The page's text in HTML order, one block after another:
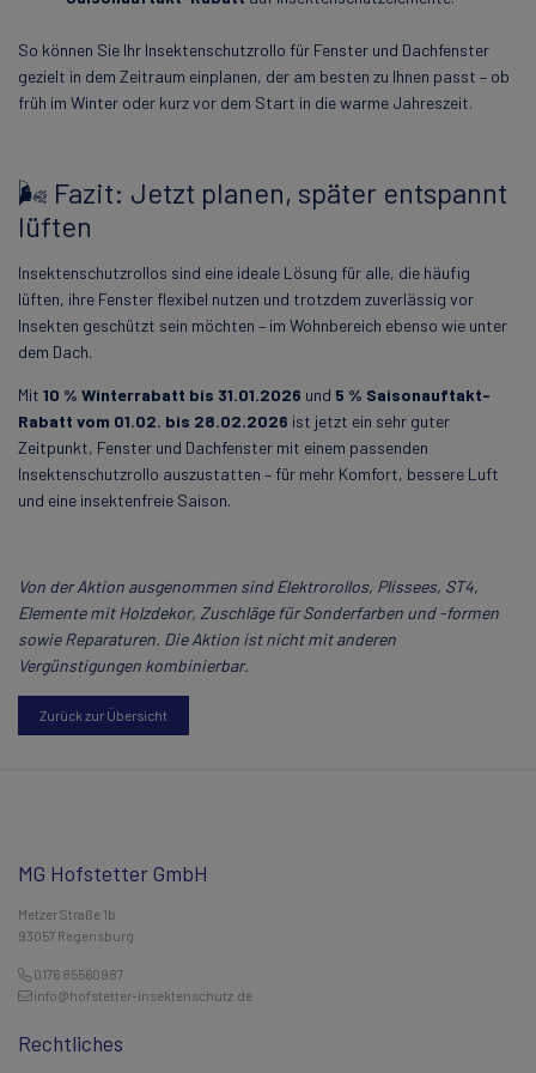
Zurück zur Übersicht
So können Sie Ihr Insektenschutzrollo für Fenster und Dachfenster
gezielt in dem Zeitraum einplanen, der am besten zu Ihnen passt – ob
früh im Winter oder kurz vor dem Start in die warme Jahreszeit.
🌬️ Fazit: Jetzt planen, später entspannt
lüften
Insektenschutzrollos sind eine ideale Lösung für alle, die häufig
lüften, ihre Fenster flexibel nutzen und trotzdem zuverlässig vor
Insekten geschützt sein möchten – im Wohnbereich ebenso wie unter
dem Dach.
Mit 10 % Winterrabatt bis 31.01.2026 und 5 % Saisonauftakt-
Rabatt vom 01.02. bis 28.02.2026 ist jetzt ein sehr guter
Zeitpunkt, Fenster und Dachfenster mit einem passenden
Insektenschutzrollo auszustatten – für mehr Komfort, bessere Luft
und eine insektenfreie Saison.
Von der Aktion ausgenommen sind Elektrorollos, Plissees, ST4,
Elemente mit Holzdekor, Zuschläge für Sonderfarben und -formen
sowie Reparaturen. Die Aktion ist nicht mit anderen
Vergünstigungen kombinierbar.
MG Hofstetter GmbH
Metzer Straße 1b
93057 Regensburg
0176 85560987
info@hofstetter-insektenschutz.de
Rechtliches